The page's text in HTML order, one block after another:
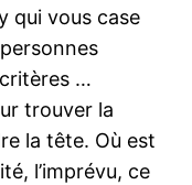
qui vous case
…
trouver la
la tête. Où est
l’imprévu, ce